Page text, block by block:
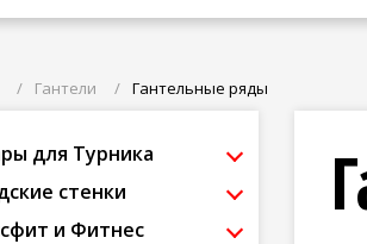
Гантели Гантельные ряды
для Турника
стенки
и Фитнес